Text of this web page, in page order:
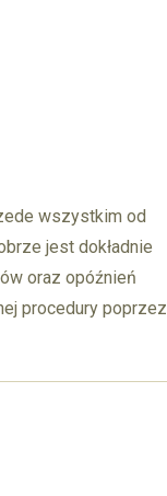
wszystkim od
jest dokładnie
oraz opóźnień
procedury poprzez